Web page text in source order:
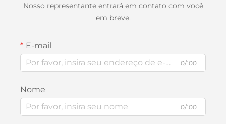
Nosso representante entrará em contato com você
em breve.
E-mail
0/100
Nome
0/100